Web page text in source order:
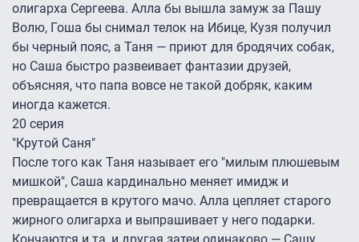
олигарха Сергеева. Алла бы вышла замуж за Пашу
Волю, Гоша бы снимал телок на Ибице, Кузя получил
бы черный пояс, а Таня — приют для бродячих собак,
но Саша быстро развеивает фантазии друзей,
объясняя, что папа вовсе не такой добряк, каким
иногда кажется.
20 серия
"Крутой Саня"
После того как Таня называет его "милым плюшевым
мишкой", Саша кардинально меняет имидж и
превращается в крутого мачо. Алла цепляет старого
жирного олигарха и выпрашивает у него подарки.